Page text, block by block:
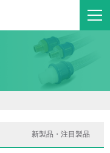
新製品・注目製品